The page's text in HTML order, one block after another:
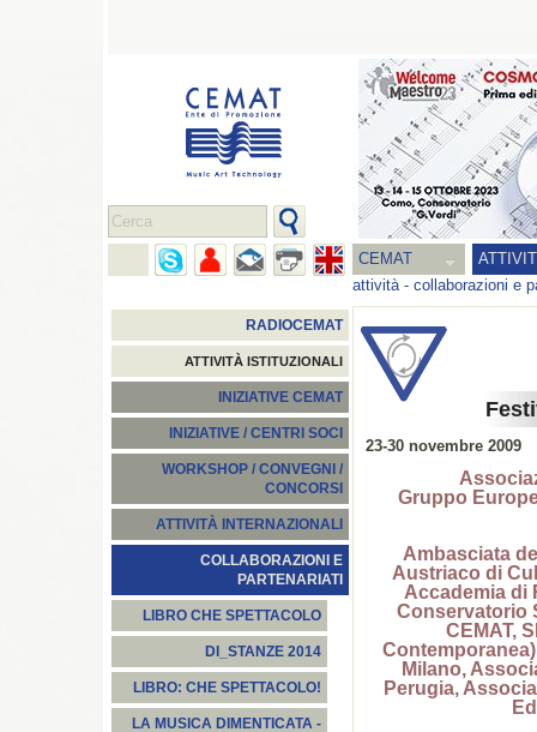
CEMAT
attività- collaborazioni e
RADIOCEMAT
ATTIVITÀ ISTITUZIONALI
INIZIATIVE CEMAT
INIZIATIVE / CENTRI SOCI
WORKSHOP / CONVEGNI /
CONCORSI
ATTIVITÀ INTERNAZIONALI
COLLABORAZIONI E
PARTENARIATI
LIBRO CHE SPETTACOLO
DI_STANZE 2014
LIBRO: CHE SPETTACOLO!
LA MUSICA DIMENTICATA -
23-30 novembre 2009
Gruppo
Ambasciata
Austriaco di
Accademia di
Conservatorio
CEMAT,
Milano,
Perugia,